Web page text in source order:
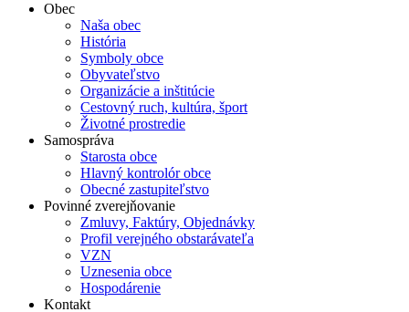
Obec
Naša obec
História
Symboly obce
Obyvateľstvo
Organizácie a inštitúcie
Cestovný ruch, kultúra, šport
Životné prostredie
Samospráva
Starosta obce
Hlavný kontrolór obce
Obecné zastupiteľstvo
Povinné zverejňovanie
Zmluvy, Faktúry, Objednávky
Profil verejného obstarávateľa
VZN
Uznesenia obce
Hospodárenie
Kontakt